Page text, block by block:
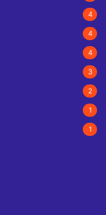
4
4
4
3
2
1
1